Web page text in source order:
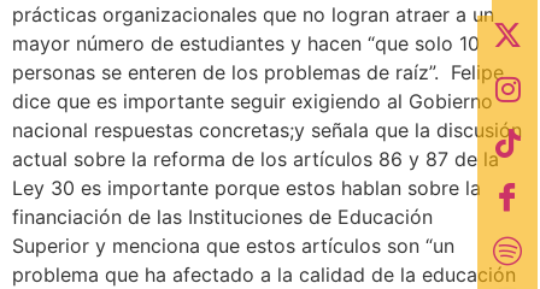
prácticas organizacionales que no logran atraer a un
mayor número de estudiantes y hacen “que solo 10
personas se enteren de los problemas de raíz”. Felipe
dice que es importante seguir exigiendo al Gobierno
nacional respuestas concretas;y señala que la discusión
actual sobre la reforma de los artículos 86 y 87 de la
Ley 30 es importante porque estos hablan sobre la
financiación de las Instituciones de Educación
Superior y menciona que estos artículos son “un
problema que ha afectado a la calidad de la educación